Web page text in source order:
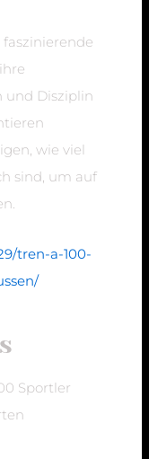
faszinierende
und Disziplin
wie viel
sind, um auf
tren-a-100-
Sportler